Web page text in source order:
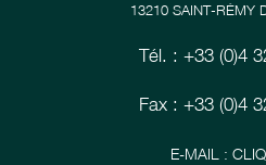
13210 SAINT-RÉMY
Tél. : +33 (0)4
Fax : +33 (0)4
E-MAIL :